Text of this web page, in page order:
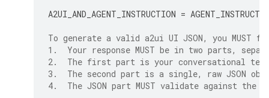
A2UI_AND_AGENT_INSTRUCTION =
To generate a valid a2ui UI JSON, you MUST
1.  Your response MUST be in two parts,
2.  The first part is your conversational text
3.  The second part is a single, raw JSON
4.  The JSON part MUST validate against the